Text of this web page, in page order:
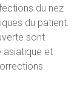
du nez
du patient.
sont
asiatique et